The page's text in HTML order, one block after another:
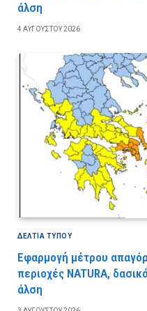
άλση
4 ΑΥΓΟΎΣΤΟΥ 2026
ΔΕΛΤΙΑ ΤΥΠΟΥ
Εφαρμογή μέτρου
περιοχές NATURA,
άλση